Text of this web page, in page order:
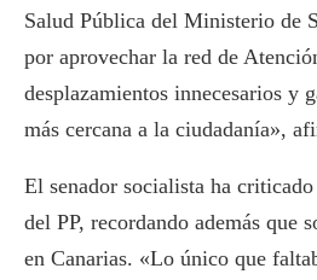
Salud Pública del Ministerio de
por aprovechar la red de
desplazamientos innecesarios y
más cercana a la ciudadanía»,
El senador socialista ha
del PP, recordando además que
en Canarias. «Lo único que